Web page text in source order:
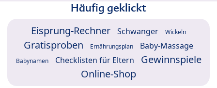
Häufig geklickt
Eisprung-Rechner Schwanger Wickeln
Gratisproben Ernährungsplan Baby-Massage
Babynamen Checklisten für Eltern
Gewinnspiele
Online-Shop